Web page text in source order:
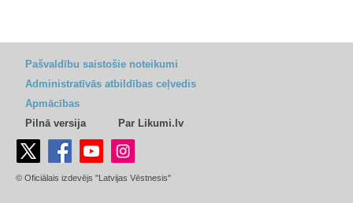
Pašvaldību saistošie noteikumi
Administratīvās atbildības ceļvedis
Apmācības
Pilnā versija
Par Likumi.lv
© Oficiālais izdevējs "Latvijas Vēstnesis"